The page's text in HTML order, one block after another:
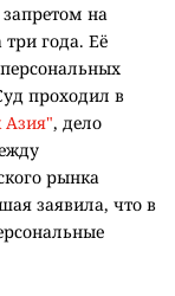
запретом на
года. Её
проходил в
Азия", дело
рынка
заявила, что в